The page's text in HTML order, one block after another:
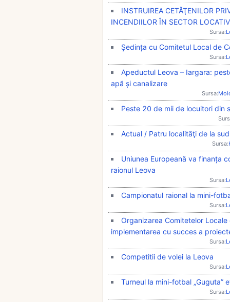
INSTRUIREA CETĂŢENILOR
INCENDIILOR ÎN SECTOR LOCATIV
Sursa:
Ședința cu Comitetul Local de
Sursa:
Apeductul Leova – Iargara:
apă și canalizare
Sursa:
Peste 20 de mii de locuitori din
Actual / Patru localităţi de la
Sursa:
Uniunea Europeană va finanța
raionul Leova
Sursa:
Campionatul raional la mini-
Sursa:
Organizarea Comitetelor
implementarea cu succes a
Sursa:
Competitii de volei la Leova
Sursa:
Turneul la mini-fotbal „Guguta”
Sursa: